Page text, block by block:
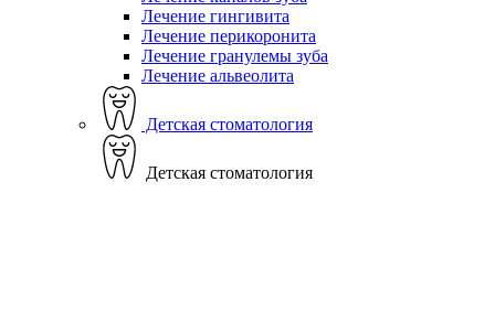
Лечение гингивита
Лечение перикоронита
Лечение гранулемы зуба
Лечение альвеолита
Детская стоматология
Детская стоматология